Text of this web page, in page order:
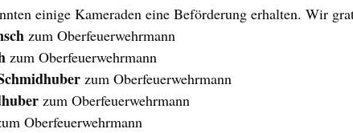
einige Kameraden eine Beförderung erhalten. Wir
zum Oberfeuerwehrmann
zum Oberfeuerwehrmann
zum Oberfeuerwehrmann
Oberfeuerwehrmann